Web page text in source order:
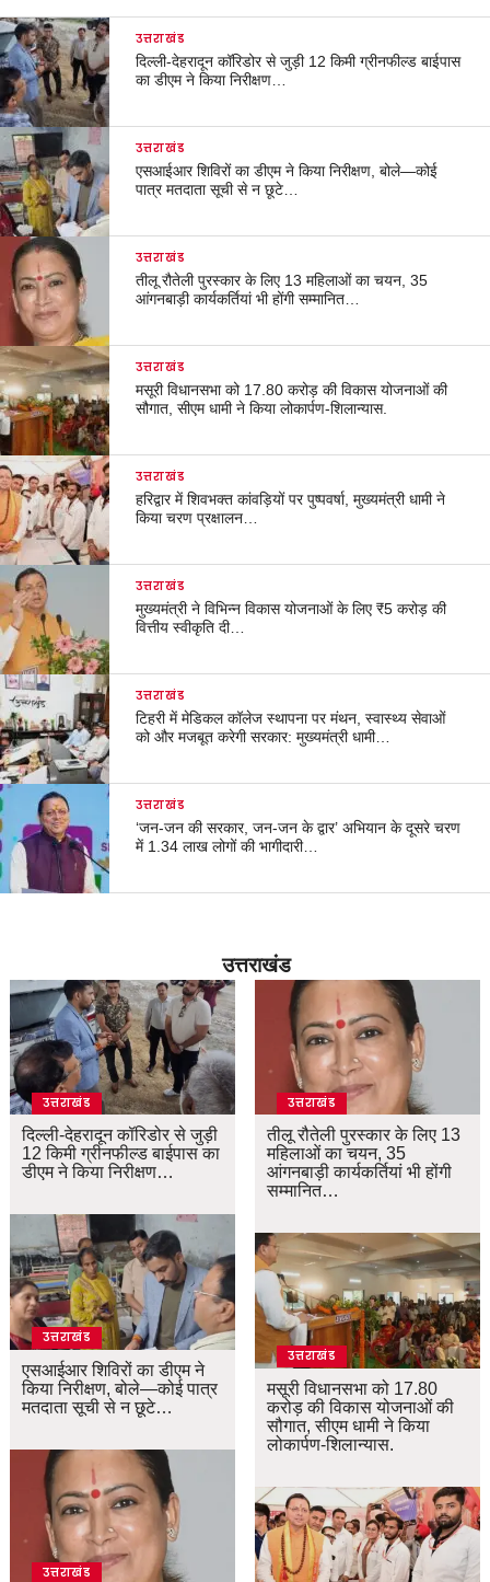
उत्तराखंड
दिल्ली-देहरादून कॉरिडोर से जुड़ी 12 किमी ग्रीनफील्ड बाईपास
का डीएम ने किया निरीक्षण…
उत्तराखंड
एसआईआर शिविरों का डीएम ने किया निरीक्षण, बोले—कोई
पात्र मतदाता सूची से न छूटे…
उत्तराखंड
तीलू रौतेली पुरस्कार के लिए 13 महिलाओं का चयन, 35
आंगनबाड़ी कार्यकर्तियां भी होंगी सम्मानित…
उत्तराखंड
मसूरी विधानसभा को 17.80 करोड़ की विकास योजनाओं की
सौगात, सीएम धामी ने किया लोकार्पण-शिलान्यास.
उत्तराखंड
हरिद्वार में शिवभक्त कांवड़ियों पर पुष्पवर्षा, मुख्यमंत्री धामी ने
किया चरण प्रक्षालन…
उत्तराखंड
मुख्यमंत्री ने विभिन्न विकास योजनाओं के लिए ₹5 करोड़ की
वित्तीय स्वीकृति दी…
उत्तराखंड
टिहरी में मेडिकल कॉलेज स्थापना पर मंथन, स्वास्थ्य सेवाओं
को और मजबूत करेगी सरकार: मुख्यमंत्री धामी…
उत्तराखंड
‘जन-जन की सरकार, जन-जन के द्वार’ अभियान के दूसरे चरण
में 1.34 लाख लोगों की भागीदारी…
उत्तराखंड
उत्तराखंड
दिल्ली-देहरादून कॉरिडोर से जुड़ी
12 किमी ग्रीनफील्ड बाईपास का
डीएम ने किया निरीक्षण…
उत्तराखंड
एसआईआर शिविरों का डीएम ने
किया निरीक्षण, बोले—कोई पात्र
मतदाता सूची से न छूटे…
उत्तराखंड
उत्तराखंड
तीलू रौतेली पुरस्कार के लिए 13
महिलाओं का चयन, 35
आंगनबाड़ी कार्यकर्तियां भी होंगी
सम्मानित…
उत्तराखंड
मसूरी विधानसभा को 17.80
करोड़ की विकास योजनाओं की
सौगात, सीएम धामी ने किया
लोकार्पण-शिलान्यास.